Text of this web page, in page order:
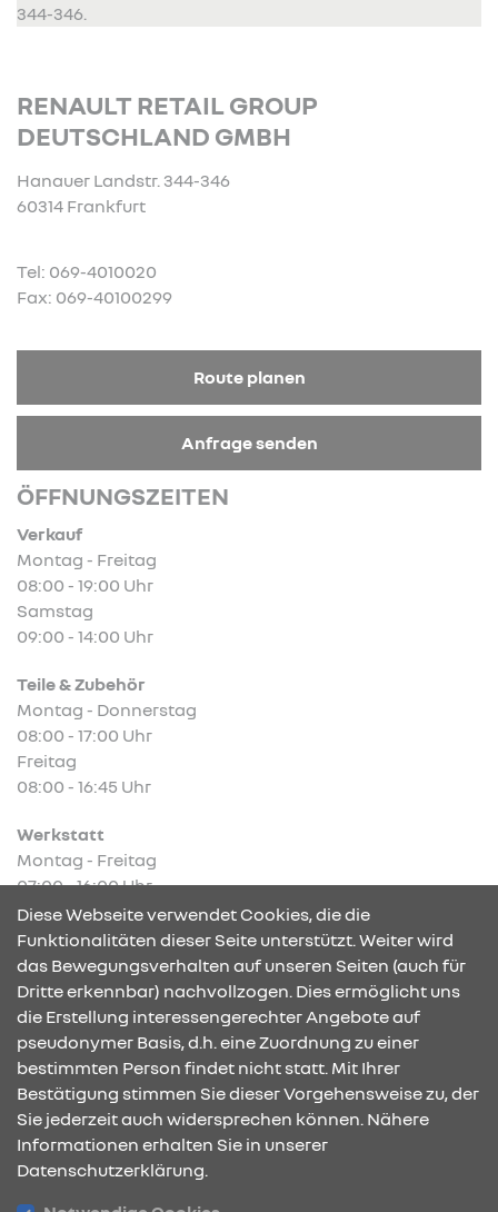
344-346.
RENAULT RETAIL GROUP
DEUTSCHLAND GMBH
Hanauer Landstr. 344-346
60314 Frankfurt
Tel: 069-4010020
Fax: 069-40100299
Route planen
Anfrage senden
ÖFFNUNGSZEITEN
Verkauf
Montag - Freitag
08:00 - 19:00 Uhr
Samstag
09:00 - 14:00 Uhr
Teile & Zubehör
Montag - Donnerstag
08:00 - 17:00 Uhr
Freitag
08:00 - 16:45 Uhr
Werkstatt
Montag - Freitag
07:00 - 16:00 Uhr
KONTAKT & ANFAHRT
ÖFFNUNGSZEITEN
Diese Webseite verwendet Cookies, die die
Funktionalitäten dieser Seite unterstützt. Weiter wird
das Bewegungsverhalten auf unseren Seiten (auch für
Dritte erkennbar) nachvollzogen. Dies ermöglicht uns
die Erstellung interessengerechter Angebote auf
pseudonymer Basis, d.h. eine Zuordnung zu einer
bestimmten Person findet nicht statt. Mit Ihrer
Bestätigung stimmen Sie dieser Vorgehensweise zu, der
Sie jederzeit auch widersprechen können. Nähere
Informationen erhalten Sie in unserer
Datenschutzerklärung.